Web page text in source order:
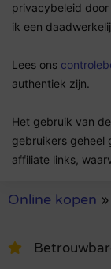
privacybeleid
ik een
Lees ons
authentiek zijn.
Het gebruik van
gebruikers geheel
affiliate links,
Online kopen »